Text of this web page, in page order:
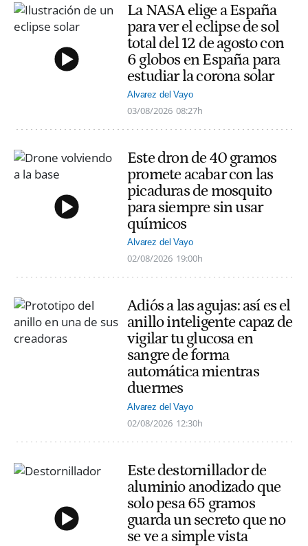
La NASA elige a España
para ver el eclipse de sol
total del 12 de agosto con
6 globos en España para
estudiar la corona solar
Alvarez del Vayo
03/08/2026 08:27h
Este dron de 40 gramos
promete acabar con las
picaduras de mosquito
para siempre sin usar
químicos
Alvarez del Vayo
02/08/2026 19:00h
Adiós a las agujas: así es el
anillo inteligente capaz de
vigilar tu glucosa en
sangre de forma
automática mientras
duermes
Alvarez del Vayo
02/08/2026 12:30h
Este destornillador de
aluminio anodizado que
solo pesa 65 gramos
guarda un secreto que no
se ve a simple vista